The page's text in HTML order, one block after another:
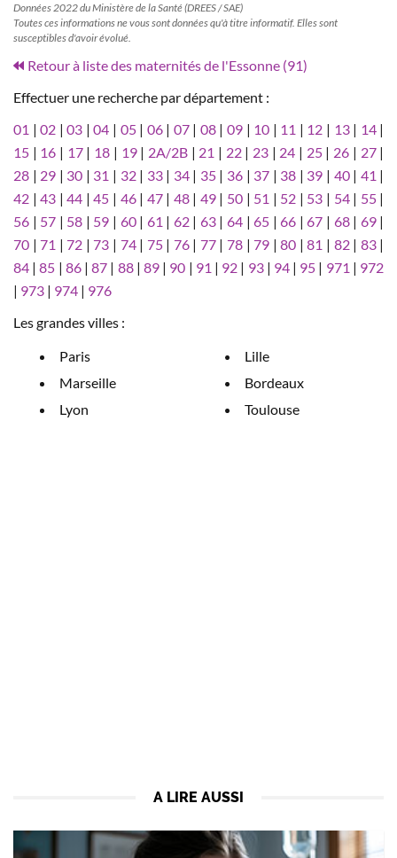
Données 2022 du Ministère de la Santé (DREES / SAE)
Toutes ces informations ne vous sont données qu'à titre informatif. Elles sont
susceptibles d'avoir évolué.
Retour à liste des maternités de l'Essonne (91)
Effectuer une recherche par département :
01 |02 |03 |04 | 05| 06| 07| 08| 09 | 10 | 11 | 12 | 13| 14|
15 | 16 | 17| 18 | 19| 2A/2B| 21 | 22| 23 | 24 | 25| 26 | 27|
28 | 29 | 30 | 31 | 32| 33| 34| 35| 36 | 37 | 38 | 39 | 40| 41 |
42 |43 |44 |45 | 46| 47| 48| 49| 50 | 51 | 52 | 53 | 54| 55|
56 | 57 | 58 | 59 | 60| 61 | 62| 63| 64 |65 |66 |67 | 68| 69|
70 |71 |72 |73 | 74| 75| 76| 77| 78 |79 |80 |81 | 82| 83|
84 |85 | 86|87 | 88| 89| 90 | 91 | 92 | 93| 94| 95 | 971 | 972
| 973 | 974 | 976
Les grandes villes :
Paris
Marseille
Lyon
Lille
Bordeaux
Toulouse
A LIRE AUSSI